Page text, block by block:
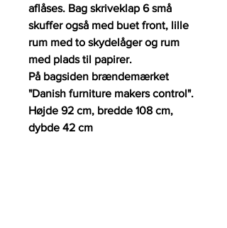
aflåses. Bag skriveklap 6 små
skuffer også med buet front, lille
rum med to skydelåger og rum
med plads til papirer.
På bagsiden brændemærket
"Danish furniture makers control".
Højde 92 cm, bredde 108 cm,
dybde 42 cm